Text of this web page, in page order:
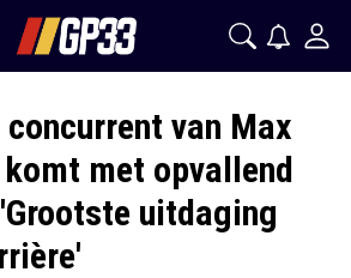
van Max
met opvallend
uitdaging